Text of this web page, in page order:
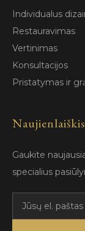
Individualus
Restauravimas
Vertinimas
Konsultacijos
Pristatymas ir
Naujienlaiškis
Gaukite
specialius